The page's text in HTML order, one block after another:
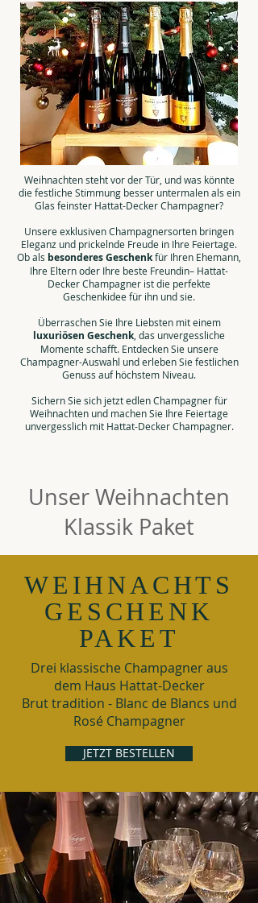
Weihnachten steht vor der Tür, und was könnte
die festliche Stimmung besser untermalen als ein
Glas feinster Hattat-Decker Champagner?
Unsere exklusiven Champagnersorten bringen
Eleganz und prickelnde Freude in Ihre Feiertage.
Ob als besonderes Geschenkfür Ihren Ehemann,
Ihre Eltern oder Ihre beste Freundin– Hattat-
Decker Champagner ist die perfekte
Geschenkidee für ihn und sie.
Überraschen Sie Ihre Liebsten mit einem
luxuriösen Geschenk, das unvergessliche
Momente schafft. Entdecken Sie unsere
Champagner-Auswahl und erleben Sie festlichen
Genuss auf höchstem Niveau.
Sichern Sie sich jetzt edlen Champagner für
Weihnachten und machen Sie Ihre Feiertage
unvergesslich mit Hattat-Decker Champagner.
Unser Weihnachten
Klassik Paket
WEIHNACHTS
GESCHENK
PAKET
Drei klassische Champagner aus
dem Haus Hattat-Decker
Brut tradition - Blanc de Blancs und
Rosé Champagner
JETZT BESTELLEN